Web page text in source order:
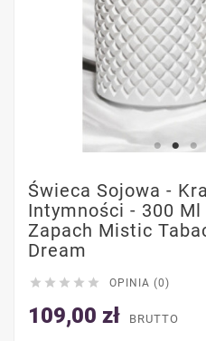
Świeca Sojowa -
Intymności - 300 Ml
Zapach Mistic
Dream
     OPINIA (0)
109,00 zł BRUTTO